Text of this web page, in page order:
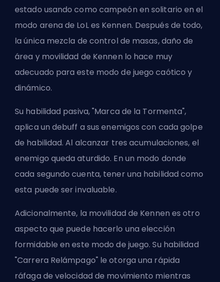
estado usando como campeón en solitario en el
modo arena de LoL es Kennen. Después de todo,
la única mezcla de control de masas, daño de
área y movilidad de Kennen lo hace muy
adecuado para este modo de juego caótico y
dinámico.
Su habilidad pasiva, "Marca de la Tormenta",
aplica un debuff a sus enemigos con cada golpe
de habilidad. Al alcanzar tres acumulaciones, el
enemigo queda aturdido. En un modo donde
cada segundo cuenta, tener una habilidad como
esta puede ser invaluable.
Adicionalmente, la movilidad de Kennen es otro
aspecto que puede hacerlo una elección
formidable en este modo de juego. Su habilidad
"Carrera Relámpago" le otorga una rápida
ráfaga de velocidad de movimiento mientras